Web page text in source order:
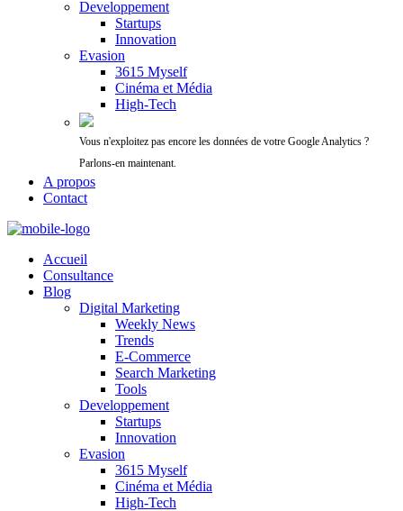
Developpement
Startups
Innovation
Evasion
3615 Myself
Cinéma et Média
High-Tech
Vous n'exploitez pas encore les données de votre Google Analytics ?
Parlons-en maintenant.
A propos
Contact
Accueil
Consultance
Blog
Digital Marketing
Weekly News
Trends
E-Commerce
Search Marketing
Tools
Developpement
Startups
Innovation
Evasion
3615 Myself
Cinéma et Média
High-Tech